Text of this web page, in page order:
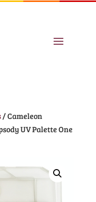
/ Cameleon
UV Palette One